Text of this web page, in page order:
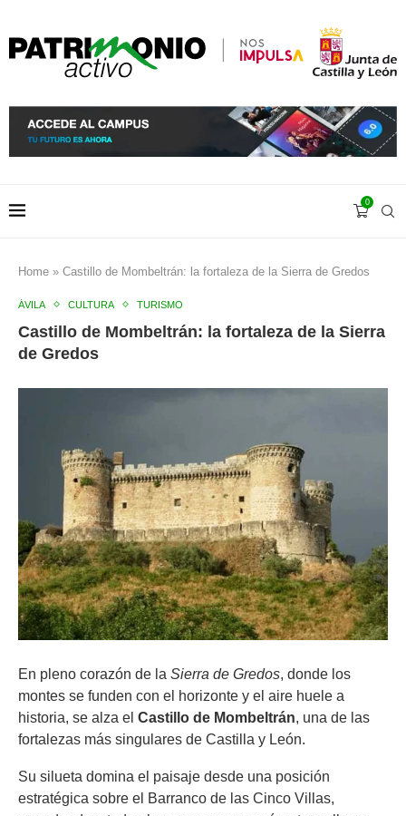
0
Home » Castillo de Mombeltrán: la fortaleza de la Sierra de Gredos
ÁVILA CULTURA TURISMO
Castillo de Mombeltrán: la fortaleza de la Sierra
de Gredos
En pleno corazón de la Sierra de Gredos, donde los
montes se funden con el horizonte y el aire huele a
historia, se alza el Castillo de Mombeltrán, una de las
fortalezas más singulares de Castilla y León.
Su silueta domina el paisaje desde una posición
estratégica sobre el Barranco de las Cinco Villas,